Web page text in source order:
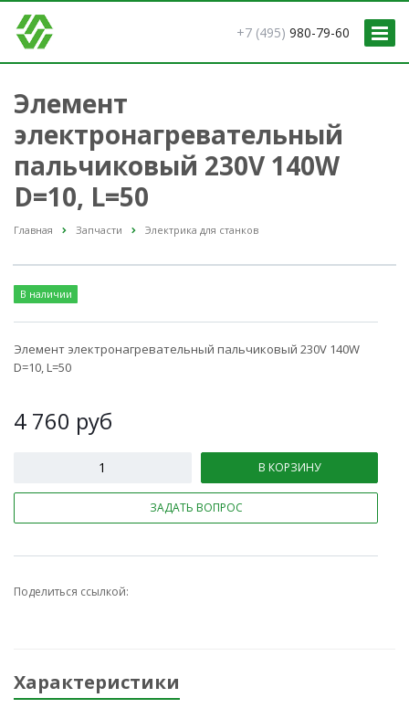
+7 (495) 980-79-60
Элемент
электронагревательный
пальчиковый 230V 140W
D=10, L=50
Главная Запчасти Электрика для станков
В наличии
Элемент электронагревательный пальчиковый 230V 140W
D=10, L=50
4 760 руб
В КОРЗИНУ
ЗАДАТЬ ВОПРОС
Поделиться ссылкой:
Характеристики